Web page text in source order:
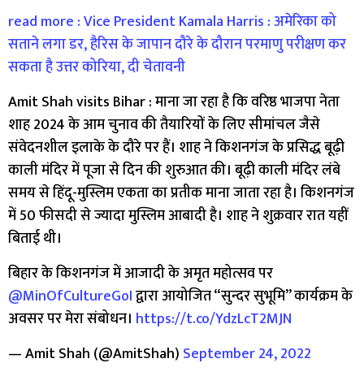
read more : Vice President Kamala Harris : अमेरिका को
सताने लगा डर, हैरिस के जापान दौरे के दौरान परमाणु परीक्षण कर
सकता है उत्तर कोरिया, दी चेतावनी
Amit Shah visits Bihar : माना जा रहा है कि वरिष्ठ भाजपा नेता
शाह 2024 के आम चुनाव की तैयारियों के लिए सीमांचल जैसे
संवेदनशील इलाके के दौरे पर हैं। शाह ने किशनगंज के प्रसिद्ध बूढ़ी
काली मंदिर में पूजा से दिन की शुरुआत की। बूढ़ी काली मंदिर लंबे
समय से हिंदू-मुस्लिम एकता का प्रतीक माना जाता रहा है। किशनगंज
में 50 फीसदी से ज्यादा मुस्लिम आबादी है। शाह ने शुक्रवार रात यहीं
बिताई थी।
बिहार के किशनगंज में आजादी के अमृत महोत्सव पर
@MinOfCultureGoIद्वारा आयोजित “सुन्दर सुभूमि” कार्यक्रम के
अवसर पर मेरा संबोधन। https://t.co/YdzLcT2MJN
— Amit Shah (@AmitShah) September 24, 2022